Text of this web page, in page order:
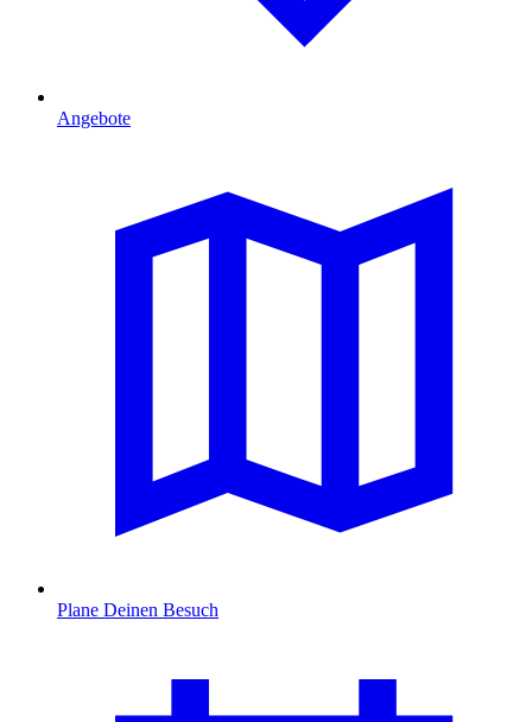
Angebote
Plane Deinen Besuch